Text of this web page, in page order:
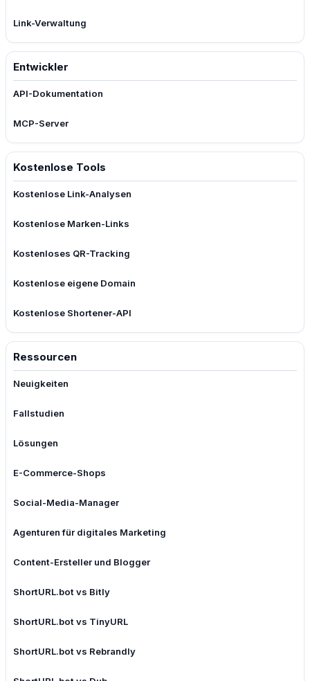
Link-Verwaltung
Entwickler
API-Dokumentation
MCP-Server
Kostenlose Tools
Kostenlose Link-Analysen
Kostenlose Marken-Links
Kostenloses QR-Tracking
Kostenlose eigene Domain
Kostenlose Shortener-API
Ressourcen
Neuigkeiten
Fallstudien
Lösungen
E-Commerce-Shops
Social-Media-Manager
Agenturen für digitales Marketing
Content-Ersteller und Blogger
ShortURL.bot vs Bitly
ShortURL.bot vs TinyURL
ShortURL.bot vs Rebrandly